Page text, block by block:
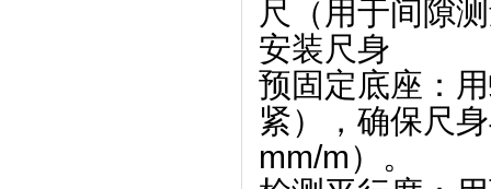
尺（用于间隙
安装尺身
预固定底座：
紧），确保尺
mm/m）。